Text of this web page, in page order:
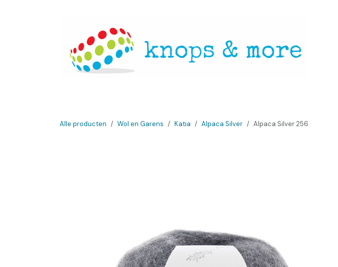
Alle producten Wol en Garens Katia Alpaca Silver Alpaca Silver 256